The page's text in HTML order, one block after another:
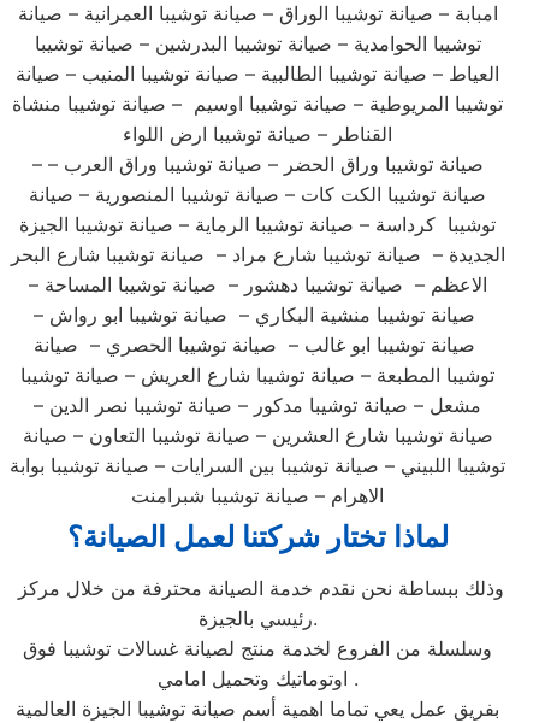
امبابة – صيانة توشيبا الوراق – صيانة توشيبا العمرانية – صيانة
توشيبا الحوامدية – صيانة توشيبا البدرشين – صيانة توشيبا
العياط – صيانة توشيبا الطالبية – صيانة توشيبا المنيب – صيانة
توشيبا المريوطية – صيانة توشيبا اوسيم – صيانة توشيبا منشاة
القناطر – صيانة توشيبا ارض اللواء
– صيانة توشيبا وراق الحضر – صيانة توشيبا وراق العرب –
صيانة توشيبا الكت كات – صيانة توشيبا المنصورية – صيانة
توشيبا كرداسة – صيانة توشيبا الرماية – صيانة توشيبا الجيزة
الجديدة – صيانة توشيبا شارع مراد – صيانة توشيبا شارع البحر
الاعظم – صيانة توشيبا دهشور – صيانة توشيبا المساحة –
صيانة توشيبا منشية البكاري – صيانة توشيبا ابو رواش –
صيانة توشيبا ابو غالب – صيانة توشيبا الحصري – صيانة
توشيبا المطبعة – صيانة توشيبا شارع العريش – صيانة توشيبا
مشعل – صيانة توشيبا مدكور – صيانة توشيبا نصر الدين –
صيانة توشيبا شارع العشرين – صيانة توشيبا التعاون – صيانة
توشيبا اللبيني – صيانة توشيبا بين السرايات – صيانة توشيبا بوابة
الاهرام – صيانة توشيبا شبرامنت
لماذا تختار شركتنا لعمل الصيانة؟
رئيسي بالجيزة.
وسلسلة من الفروع لخدمة منتج لصيانة غسالات توشيبا فوق
اوتوماتيك وتحميل امامي .
بفريق عمل يعي تماما اهمية أسم صيانة توشيبا الجيزة العالمية